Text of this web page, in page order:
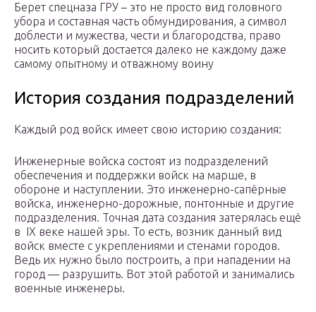
Берет спецназа ГРУ – это не просто вид головного
убора и составная часть обмундирования, а символ
доблести и мужества, чести и благородства, право
носить который достается далеко не каждому даже
самому опытному и отважному воину
История создания подразделений
Каждый род войск имеет свою историю создания:
Инженерные войска состоят из подразделений
обеспечения и поддержки войск на марше, в
обороне и наступлении. Это инженерно-сапёрные
войска, инженерно-дорожные, понтонные и другие
подразделения. Точная дата создания затерялась ещё
в IX веке нашей эры. То есть, возник данный вид
войск вместе с укреплениями и стенами городов.
Ведь их нужно было построить, а при нападении на
город — разрушить. Вот этой работой и занимались
военные инженеры.